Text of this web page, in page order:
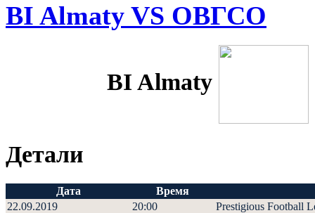
BI Almaty VS ОВГСО
BI Almaty
Детали
Дата
Время
22.09.2019
20:00 Prestigious Football